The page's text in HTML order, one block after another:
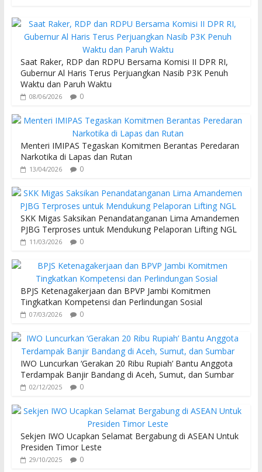
e
b
o
o
k
itt
er
at
s
A
p
p
Saat Raker, RDP dan RDPU Bersama Komisi II DPR RI,
Gubernur Al Haris Terus Perjuangkan Nasib P3K Penuh
Waktu dan Paruh Waktu
08/06/2026 0
Menteri IMIPAS Tegaskan Komitmen Berantas Peredaran
Narkotika di Lapas dan Rutan
13/04/2026 0
SKK Migas Saksikan Penandatanganan Lima Amandemen
PJBG Terproses untuk Mendukung Pelaporan Lifting NGL
11/03/2026 0
BPJS Ketenagakerjaan dan BPVP Jambi Komitmen
Tingkatkan Kompetensi dan Perlindungan Sosial
07/03/2026 0
IWO Luncurkan ‘Gerakan 20 Ribu Rupiah’ Bantu Anggota
Terdampak Banjir Bandang di Aceh, Sumut, dan Sumbar
02/12/2025 0
Sekjen IWO Ucapkan Selamat Bergabung di ASEAN Untuk
Presiden Timor Leste
29/10/2025 0